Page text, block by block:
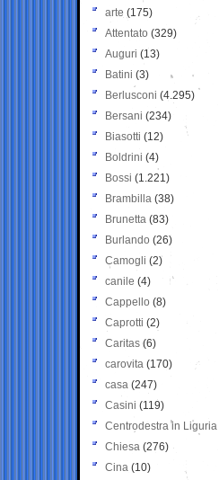
arte (175)
Attentato (329)
Auguri (13)
Batini (3)
Berlusconi (4.295)
Bersani (234)
Biasotti (12)
Boldrini (4)
Bossi (1.221)
Brambilla (38)
Brunetta (83)
Burlando (26)
Camogli (2)
canile (4)
Cappello (8)
Caprotti (2)
Caritas (6)
carovita (170)
casa (247)
Casini (119)
Centrodestra in Liguria
Chiesa (276)
Cina (10)